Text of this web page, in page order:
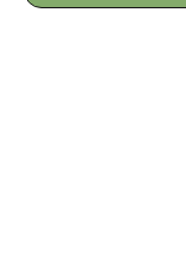
Ce phénomène